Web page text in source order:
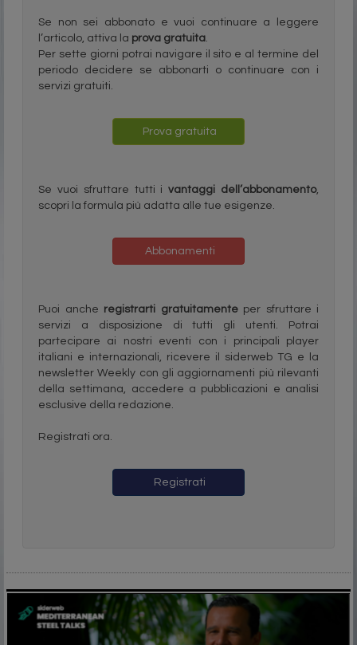
Se non sei abbonato e vuoi continuare a leggere
l’articolo, attiva la prova gratuita.
Per sette giorni potrai navigare il sito e al termine del
periodo decidere se abbonarti o continuare con i
servizi gratuiti.
Prova gratuita
Se vuoi sfruttare tutti ivantaggi dell’abbonamento,
scopri la formula più adatta alle tue esigenze.
Abbonamenti
Puoi anche registrarti gratuitamenteper sfruttare i
servizi a disposizione di tutti gli utenti. Potrai
partecipare ai nostri eventi con i principali player
italiani e internazionali, ricevere il siderweb TG e la
newsletter Weekly con gli aggiornamenti più rilevanti
della settimana, accedere a pubblicazioni e analisi
esclusive della redazione.
Registrati ora.
Registrati